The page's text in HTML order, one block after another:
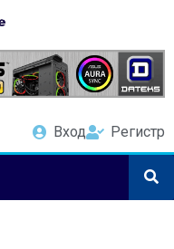
Вход Регистр